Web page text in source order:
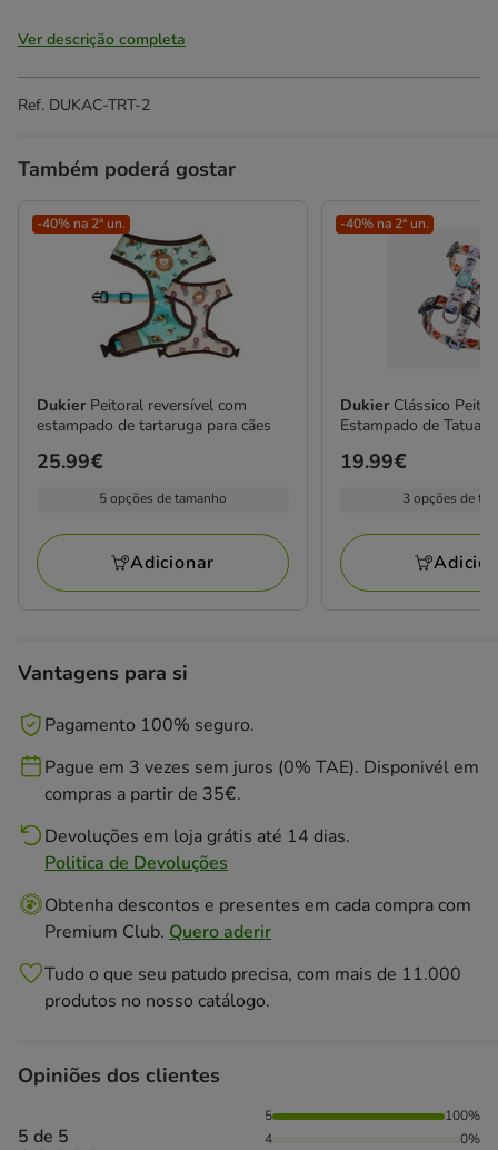
Ver descrição completa
Ref. DUKAC-TRT-2
Também poderá gostar
-40% na 2ª un.
Dukier Peitoral reversível com
estampado de tartaruga para cães
Preço
25.99€
5 opções de tamanho
Adicionar
-40% na 2ª un.
Dukier Clássico
Estampado de
Preço
19.99€
3 opções de
Vantagens para si
Pagamento 100% seguro.
Pague em 3 vezes sem juros (0% TAE). Disponivél em
compras a partir de 35€.
Devoluções em loja grátis até 14 dias.
Politica de Devoluções
Obtenha descontos e presentes em cada compra com
Premium Club. Quero aderir
Tudo o que seu patudo precisa, com mais de 11.000
produtos no nosso catálogo.
Opiniões dos clientes
5 de 5
100% das pessoas avaliaram com 5 estrelas,
5
100%
4
0%